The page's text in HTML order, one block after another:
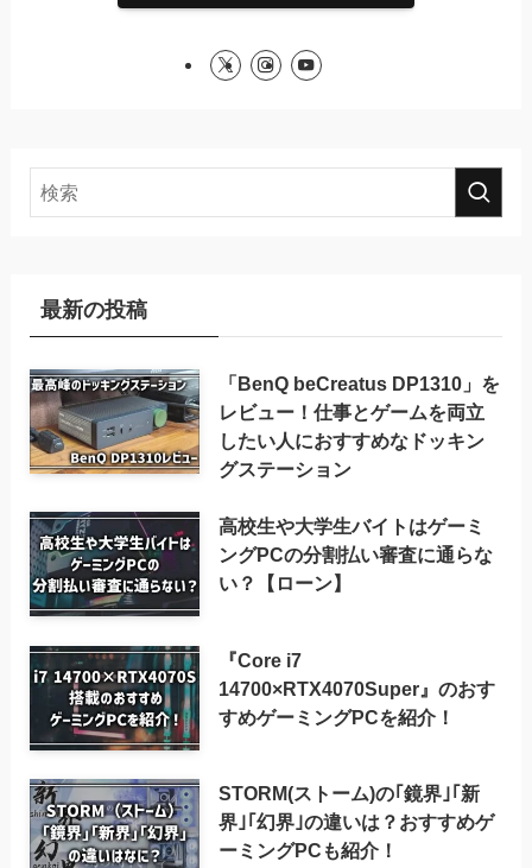
最新の投稿
「BenQ beCreatus DP1310」を
レビュー！仕事とゲームを両立
したい人におすすめなドッキン
グステーション
高校生や大学生バイトはゲーミ
ングPCの分割払い審査に通らな
い？【ローン】
『Core i7
14700×RTX4070Super』のおす
すめゲーミングPCを紹介！
STORM(ストーム)の｢鏡界｣｢新
界｣｢幻界｣の違いは？おすすめゲ
ーミングPCも紹介！